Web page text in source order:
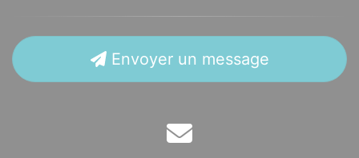
Envoyer un message